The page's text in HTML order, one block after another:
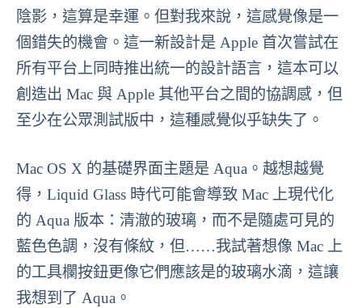
陰影，這算是幸運。但對我來說，這感覺像是一
個錯失的機會。這一新設計是 Apple 首次嘗試在
所有平台上同時推出統一的設計語言，這本可以
創造出 Mac 與 Apple 其他平台之間的協調感，但
至少在公眾測試版中，這種感覺似乎缺失了。
Mac OS X 的基礎界面主題是 Aqua。越想越覺
得，Liquid Glass 時代可能會導致 Mac 上現代化
的 Aqua 版本：清澈的玻璃，而不是隨處可見的
藍色色調，沒有條紋，但……我試著想像 Mac 上
的工具欄按鈕更像它們應該是的玻璃水滴，這讓
我想到了 Aqua。